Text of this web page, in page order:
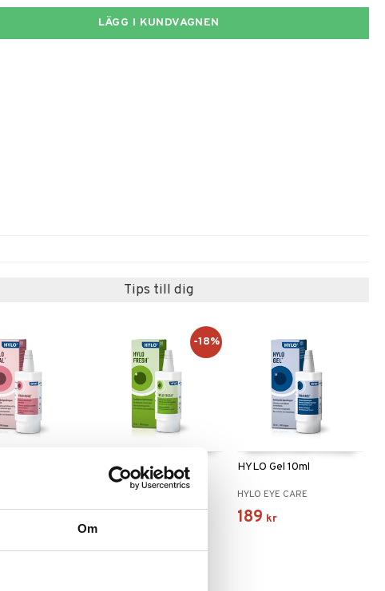
Om
LÄGG I KUNDVAGNEN
Tips till dig
HYLO Fresh
HYLO EYE CARE
-18%
HYLO Gel 10ml
HYLO EYE CARE
189 kr